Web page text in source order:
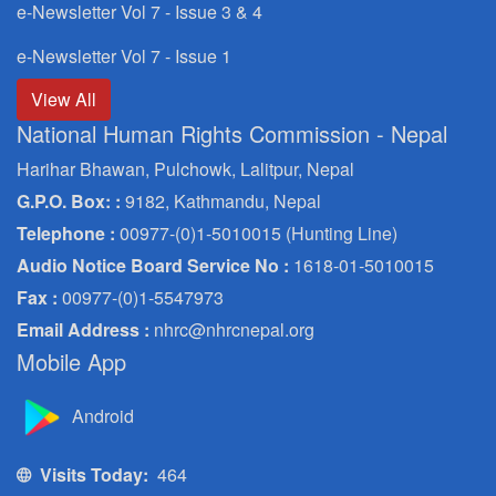
e-Newsletter Vol 7 - Issue 3 & 4
e-Newsletter Vol 7 - Issue 1
View All
National Human Rights Commission - Nepal
Harihar Bhawan, Pulchowk, Lalitpur, Nepal
G.P.O. Box: : 9182, Kathmandu, Nepal
Telephone : 00977-(0)1-5010015 (Hunting Line)
Audio Notice Board Service No : 1618-01-5010015
Fax : 00977-(0)1-5547973
Email Address : nhrc@nhrcnepal.org
Mobile App
Android
Visits Today: 464